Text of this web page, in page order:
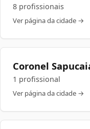
8 profissionais
Ver página da cidade →
Coronel
1 profissional
Ver página da cidade →